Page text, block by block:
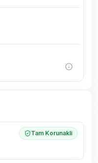
Tam Korunakli